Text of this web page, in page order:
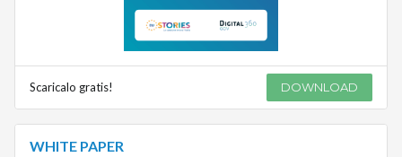
Scaricalo gratis! DOWNLOAD
WHITE PAPER